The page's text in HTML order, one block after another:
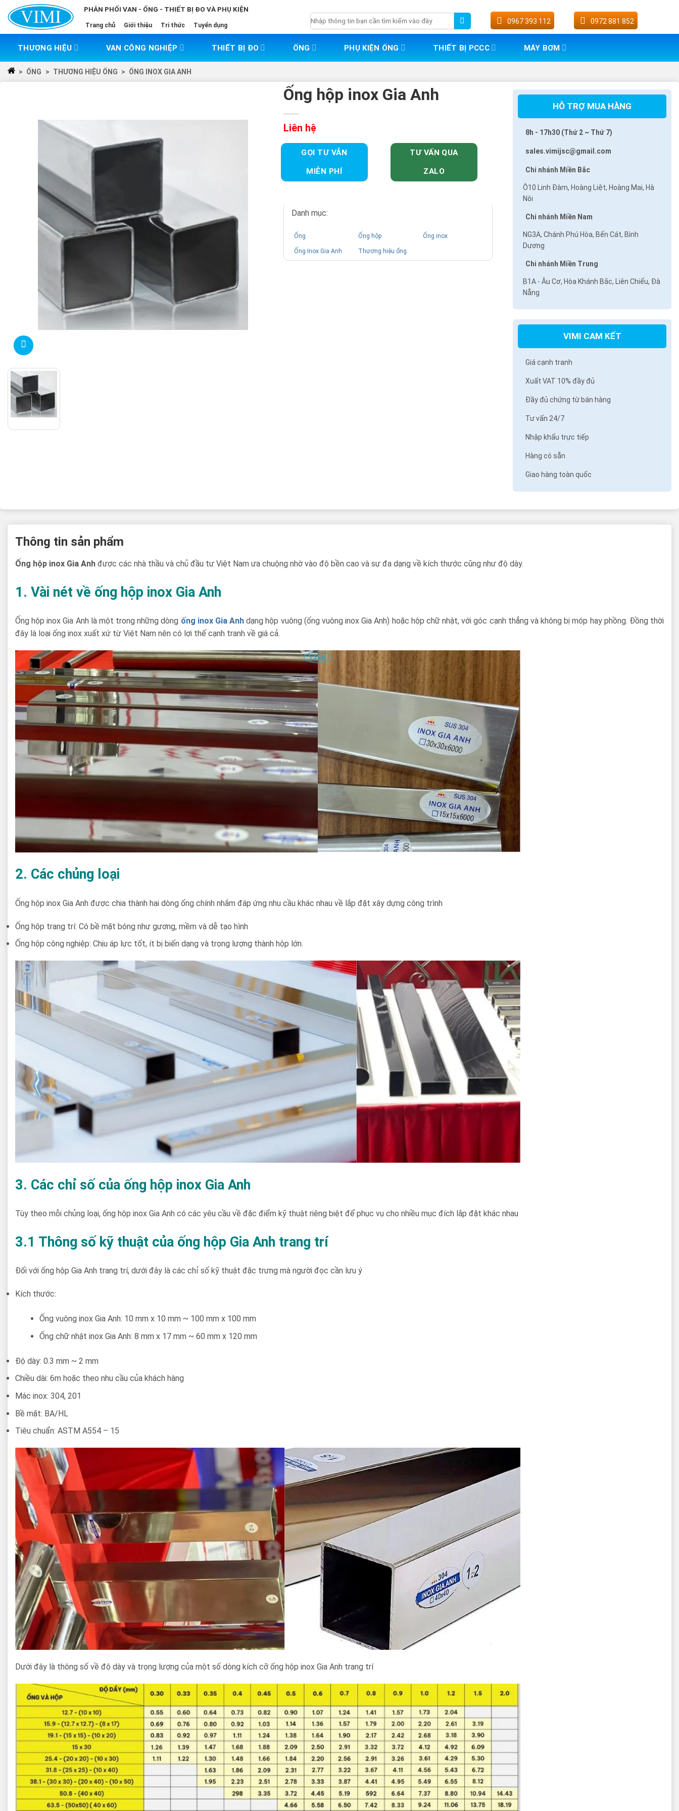
content
PHÂN PHỐI VAN - ỐNG - THIẾT BỊ ĐO VÀ PHỤ KIỆN
Trang chủ Giới thiệu Tri thức Tuyển dụng
Tìm
kiếm:
0967 393 112 0972 881 852
THƯƠNG HIỆU VAN CÔNG NGHIỆP THIẾT BỊ ĐO ỐNG PHỤ KIỆN ỐNG THIẾT BỊ PCCC MÁY BƠM
> ỐNG > THƯƠNG HIỆU ỐNG > ỐNG INOX GIA ANH
Ống hộp inox Gia Anh
Liên hệ
Danh mục:
Ống Ống hộp Ống inox
Ống Inox Gia Anh Thương hiệu ống
GỌI TƯ VẪN
MIỄN PHÍ
TƯ VẤN QUA
ZALO
HỖ TRỢ MUA HÀNG
8h - 17h30 (Thứ 2 ~ Thứ 7)
sales.vimijsc@gmail.com
Chi nhánh Miền Bắc
Ô10 Linh Đàm, Hoàng Liệt, Hoàng Mai, Hà
Nôi
Chi nhánh Miền Nam
NG3A, Chánh Phú Hòa, Bến Cát, Bình
Dương
Chi nhánh Miền Trung
B1A - Âu Cơ, Hòa Khánh Bắc, Liên Chiểu, Đà
Nẵng
VIMI CAM KẾT
Giá cạnh tranh
Xuất VAT 10% đầy đủ
Đầy đủ chứng từ bán hàng
Tư vấn 24/7
Nhập khẩu trực tiếp
Hàng có sẵn
Giao hàng toàn quốc
Thông tin sản phẩm
Ống hộp inox Gia Anh được các nhà thầu và chủ đầu tư Việt Nam ưa chuộng nhờ vào độ bền cao và sự đa dạng về kích thước cũng như độ dày.
1. Vài nét về ống hộp inox Gia Anh
Ống hộp inox Gia Anh là một trong những dòng ống inox Gia Anh dạng hộp vuông (ống vuông inox Gia Anh) hoặc hộp chữ nhật, với góc cạnh thẳng và không bị móp hay phồng. Đồng thời
đây là loại ống inox xuất xứ từ Việt Nam nên có lợi thế cạnh tranh về giá cả.
2. Các chủng loại
Ống hộp inox Gia Anh được chia thành hai dòng ống chính nhắm đáp ứng nhu cầu khác nhau về lắp đặt xây dựng công trình
Ống hộp trang trí: Có bề mặt bóng như gương, mềm và dễ tạo hình
Ống hộp công nghiệp: Chịu áp lực tốt, ít bị biến dạng và trọng lượng thành hộp lớn.
3. Các chỉ số của ống hộp inox Gia Anh
Tùy theo mỗi chủng loại, ống hộp inox Gia Anh có các yêu cầu về đặc điểm kỹ thuật riêng biệt để phục vụ cho nhiều mục đích lắp đặt khác nhau
3.1 Thông số kỹ thuật của ống hộp Gia Anh trang trí
Đối với ống hộp Gia Anh trang trí, dưới đây là các chỉ số kỹ thuật đặc trưng mà người đọc cần lưu ý
Kích thước:
Ống vuông inox Gia Anh: 10 mm x 10 mm ~ 100 mm x 100 mm
Ống chữ nhật inox Gia Anh: 8 mm x 17 mm ~ 60 mm x 120 mm
Độ dày: 0.3 mm ~ 2 mm
Chiều dài: 6m hoặc theo nhu cầu của khách hàng
Mác inox: 304, 201
Bề mặt: BA/HL
Tiêu chuẩn: ASTM A554 – 15
Dưới đây là thông số về độ dày và trọng lượng của một số dòng kích cỡ ống hộp inox Gia Anh trang trí